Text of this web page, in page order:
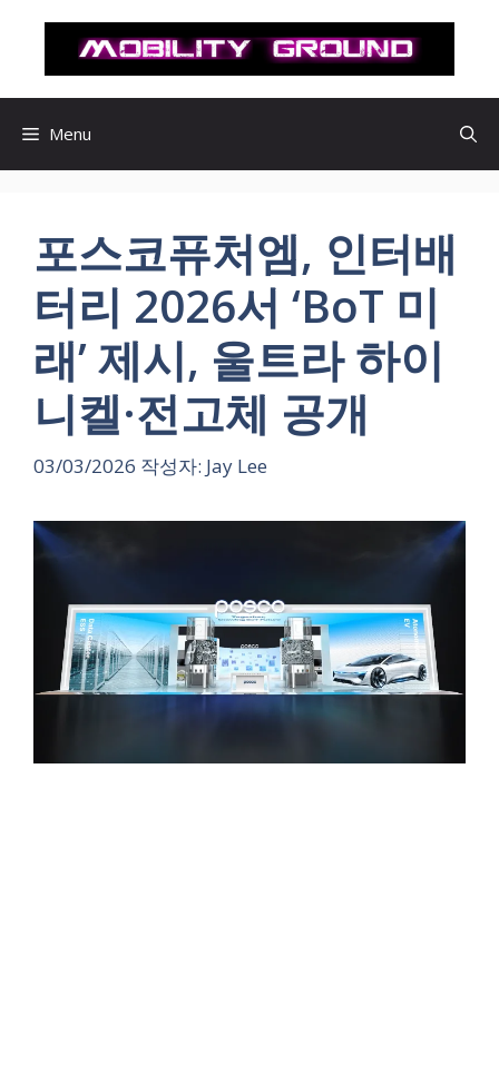
로
Menu
포스코퓨처엠, 인터배
터리 2026서 ‘BoT 미
래’ 제시, 울트라 하이
니켈·전고체 공개
03/03/2026 작성자: Jay Lee